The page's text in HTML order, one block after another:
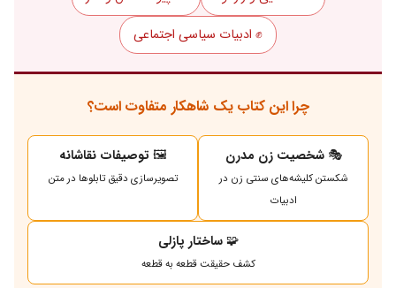
✊ ادبیات سیاسی اجتماعی
چرا این کتاب یک شاهکار متفاوت است؟
🎭شخصیت زن مدرن
شکستن کلیشه‌های سنتی زن در
ادبیات
🖼️ توصیفات نقاشانه
تصویرسازی دقیق تابلوها در متن
🧩ساختار پازلی
کشف حقیقت قطعه به قطعه